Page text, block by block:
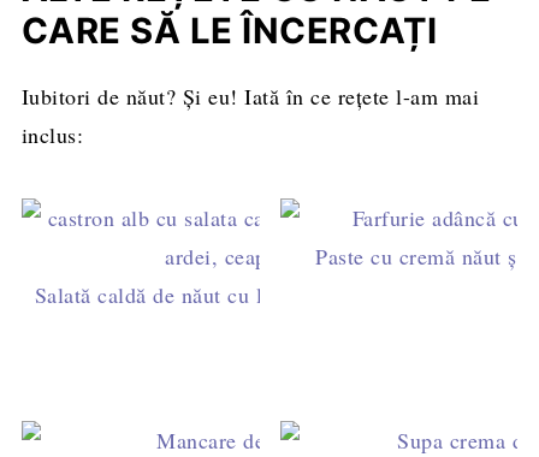
CARE SĂ LE ÎNCERCAȚI
Iubitori de năut? Și eu! Iată în ce rețete l-am mai
inclus:
Salată caldă de năut cu legume - rapidă, sănătoasă,
Paste cu cremă năut și